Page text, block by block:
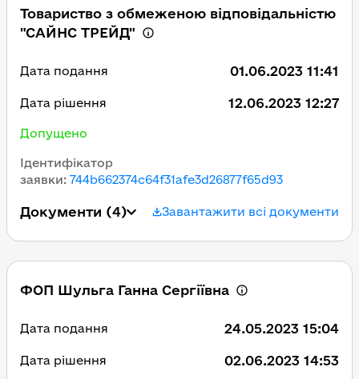
Товариство з обмеженою відповідальністю
"САЙНС ТРЕЙД"
Дата подання 01.06.2023 11:41
Дата рішення 12.06.2023 12:27
Допущено
Ідентифікатор
заявки: 744b662374c64f31afe3d26877f65d93
Документи (4) Завантажити всі документи
ФОП Шульга Ганна Сергіївна
Дата подання 24.05.2023 15:04
Дата рішення 02.06.2023 14:53